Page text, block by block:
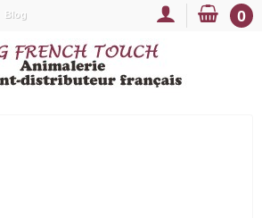
Blog 0